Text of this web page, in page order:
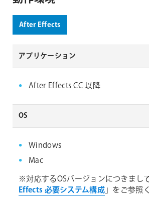
After Effects
アプリケーション
After Effects CC 以降
OS
Windows
Mac
※対応するOSバージョンにつきまし
Effects 必要システム構成」をご参照